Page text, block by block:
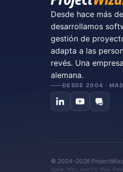
Desde hace más
desarrollamos
gestión de
adapta a las
revés. Una
alemana.
DESDE 2004 ·
© 2004–2026
Apple, Mac, macOS, iPad,